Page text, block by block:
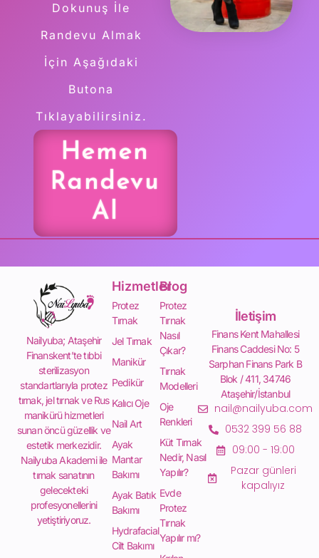
Dokunuş İle
Randevu Almak
İçin Aşağıdaki
Butona
Tıklayabilirsiniz.
Hemen
Randevu
Al
Nailyuba; Ataşehir
Finanskent’te tıbbi
sterilizasyon
standartlarıyla protez
tırnak, jel tırnak ve Rus
manikürü hizmetleri
sunan öncü güzellik ve
estetik merkezidir.
Nailyuba Akademi ile
tırnak sanatının
gelecekteki
profesyonellerini
yetiştiriyoruz.
Hizmetler
Protez
Tırnak
Jel Tırnak
Manikür
Pedikür
Kalıcı Oje
Nail Art
Ayak
Mantar
Bakımı
Ayak Batık
Bakımı
Hydrafacial
Cilt Bakımı
Blog
Protez
Tırnak
Nasıl
Çıkar?
Tırnak
Modelleri
Oje
Renkleri
Küt Tırnak
Nedir, Nasıl
Yapılır?
Evde
Protez
Tırnak
Yapılır mı?
İletişim
Finans Kent Mahallesi
Finans Caddesi No: 5
Sarphan Finans Park B
Blok / 411, 34746
Ataşehir/İstanbul
nail@nailyuba.com
0532 399 56 88
09:00 - 19:00
Pazar günleri
kapalıyız